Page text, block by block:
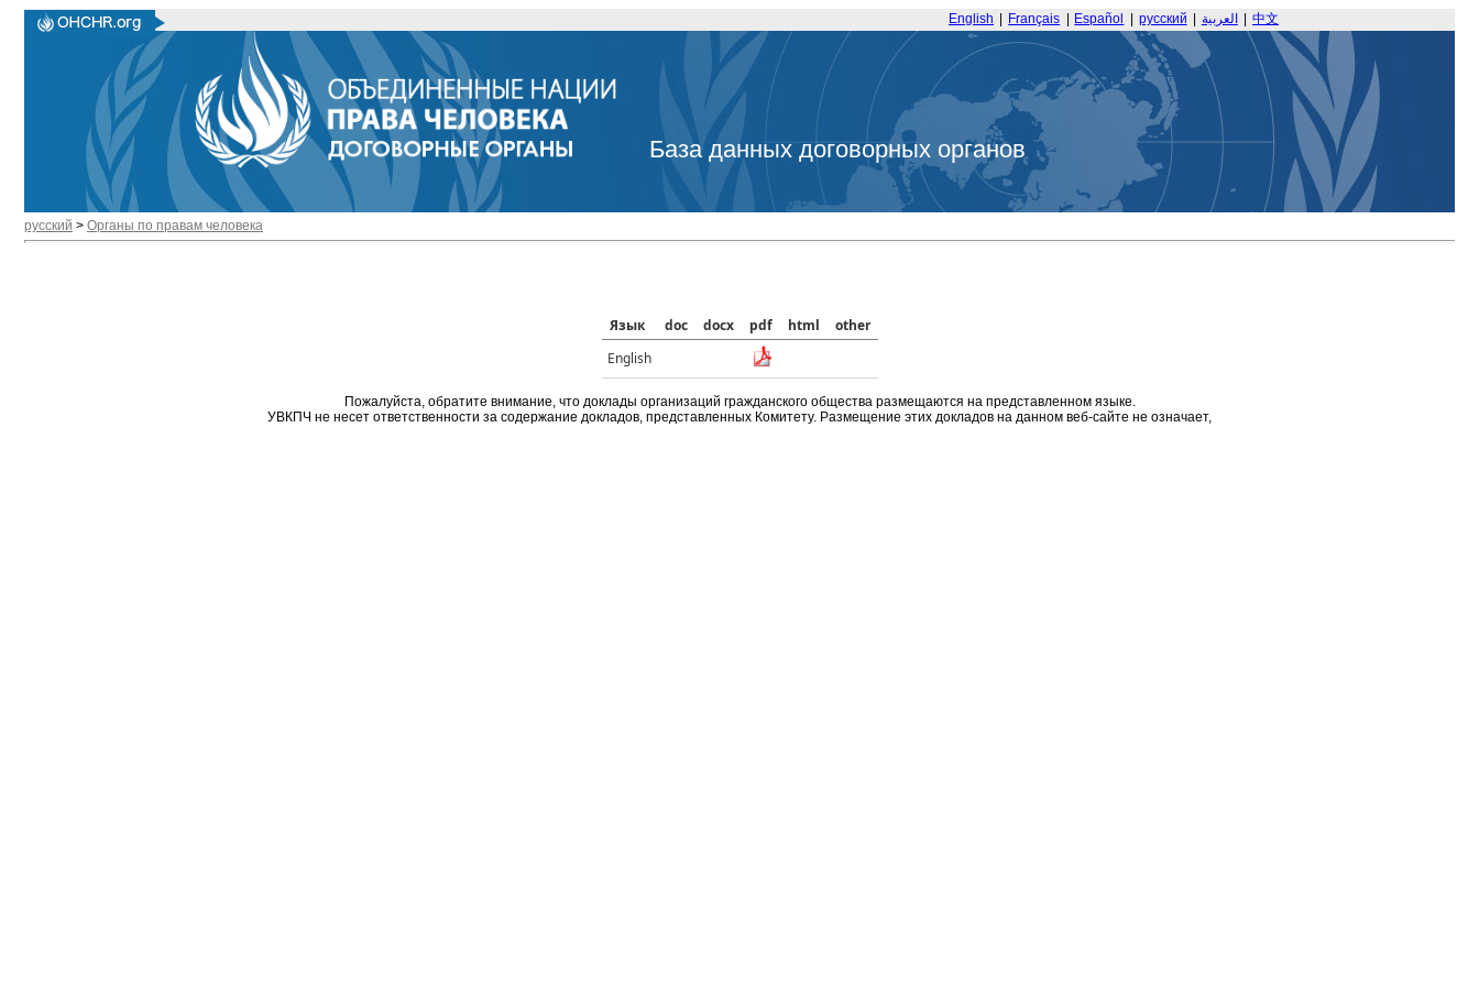
English Français Español русский العربية 中文
База данных договорных органов
русский > Органы по правам человека
Язык doc docx pdf html
other
English
Пожалуйста, обратите внимание, что доклады организаций гражданского общества размещаются на представленном языке.
УВКПЧ не несет ответственности за содержание докладов, представленных Комитету. Размещение этих докладов на данном веб-сайте не означает,